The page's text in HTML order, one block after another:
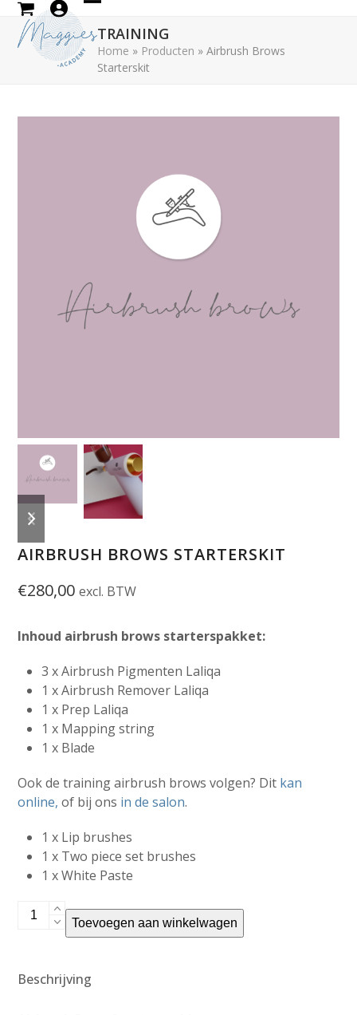
Skip
content
mobile
menu
mobile
menu
TRAINING
Home » Producten »Airbrush Brows
Starterskit
previous
slide
next
slide
AIRBRUSH BROWS STARTERSKIT
€280,00 excl. BTW
Inhoud airbrush brows starterspakket:
3 x Airbrush Pigmenten Laliqa
1 x Airbrush Remover Laliqa
1 x Prep Laliqa
1 x Mapping string
1 x Blade
Ook de training airbrush brows volgen? Dit kan
online, of bij ons in de salon.
1 x Lip brushes
1 x Two piece set brushes
1 x White Paste
Airbrush
Toevoegen aan winkelwagen
Beschrijving